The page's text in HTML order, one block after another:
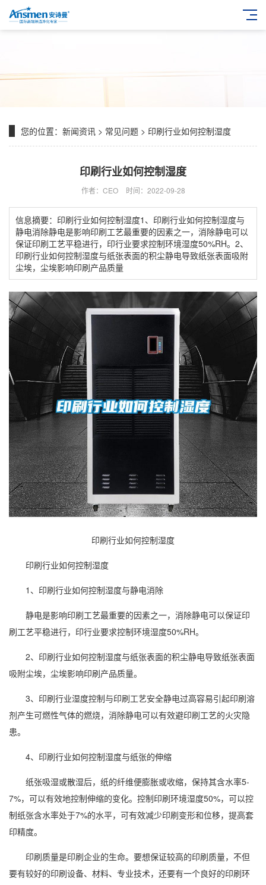
您的位置： 新闻资讯 > 常见问题 > 印刷行业如何控制湿度
印刷行业如何控制湿度
作者：CEO 时间：2022-09-28
信息摘要：印刷行业如何控制湿度1、印刷行业如何控制湿度与
静电消除静电是影响印刷工艺最重要的因素之一，消除静电可以
保证印刷工艺平稳进行，印行业要求控制环境湿度50%RH。2、
印刷行业如何控制湿度与纸张表面的积尘静电导致纸张表面吸附
尘埃，尘埃影响印刷产品质量
印刷行业如何控制湿度
印刷行业如何控制湿度
1、 印刷行业如何控制湿度与静电消除
静电是影响印刷工艺最重要的因素之一，消除静电可以保证印
刷工艺平稳进行，印行业要求控制环境湿度50%RH。
2、印刷行业如何控制湿度与纸张表面的积尘静电导致纸张表面
吸附尘埃，尘埃影响印刷产品质量。
3、印刷行业湿度控制与印刷工艺安全静电过高容易引起印刷溶
剂产生可燃性气体的燃烧，消除静电可以有效避印刷工艺的火灾隐
患。
4、印刷行业如何控制湿度与纸张的伸缩
纸张吸湿或散湿后，纸的纤维便膨胀或收缩，保持其含水率5-
7%，可以有效地控制伸缩的变化。控制印刷环境湿度50%，可以控
制纸张含水率处于7%的水平，可有效减少印刷变形和位移，提高套
印精度。
印刷质量是印刷企业的生命。要想保证较高的印刷质量，不但
要有较好的印刷设备、材料、专业技术，还要有一个良好的印刷环